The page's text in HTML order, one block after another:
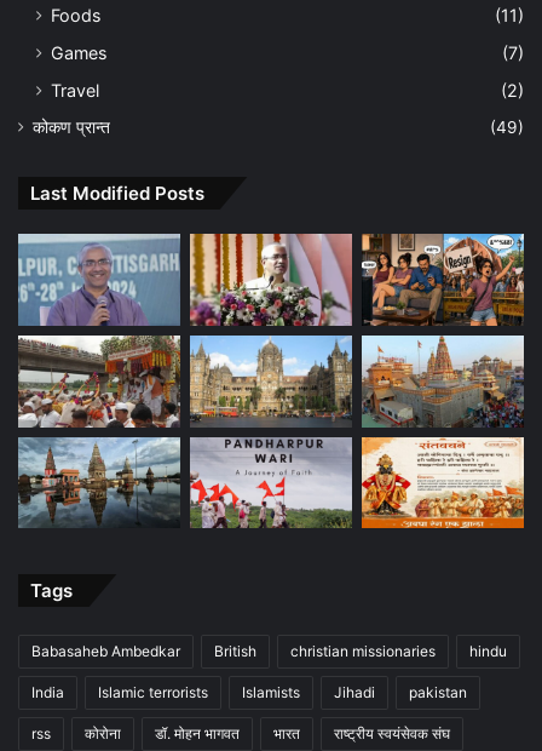
Foods
(11)
Games
(7)
Travel
(2)
कोकण प्रान्त (49)
Last Modified Posts
Tags
Babasaheb Ambedkar British christian missionaries hindu
India Islamic terrorists Islamists Jihadi pakistan
rss कोरोना डॉ. मोहन भागवत भारत राष्ट्रीय स्वयंसेवक संघ